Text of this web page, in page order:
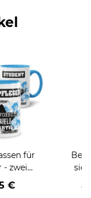
für
- zwei
€